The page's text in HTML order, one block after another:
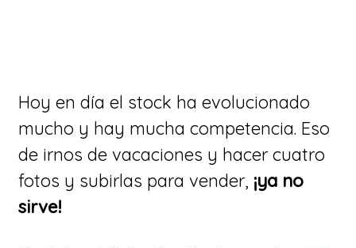
Hoy en día el stock ha evolucionado
mucho y hay mucha competencia. Eso
de irnos de vacaciones y hacer cuatro
fotos y subirlas para vender, ¡ya no
sirve!